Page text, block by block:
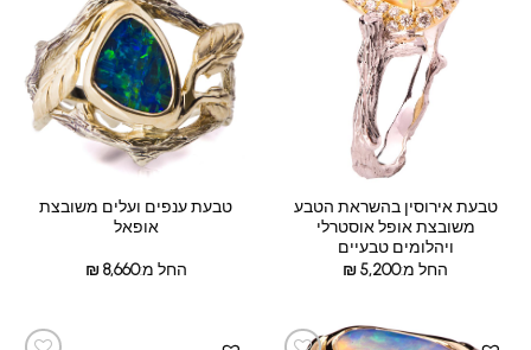
טבעת אירוסין בהשראת הטבע
משובצת אופל אוסטרלי
ויהלומים טבעיים
החל מ:
₪5,200
טבעת ענפים ועלים משובצת
אופאל
החל מ: ₪8,660